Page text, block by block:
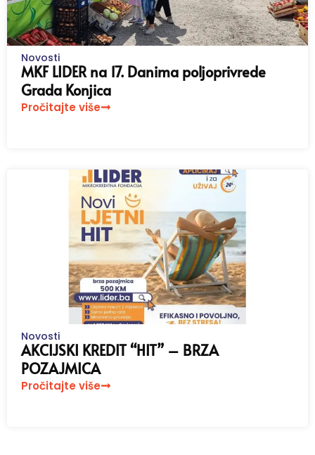
Novosti
MKF LIDER na 17. Danima poljoprivrede
Grada Konjica
Pročitajte više
Novosti
AKCIJSKI KREDIT “HIT” – BRZA
POZAJMICA
Pročitajte više